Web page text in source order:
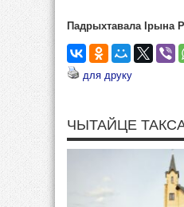
Падрыхтавала Ірына
для друку
ЧЫТАЙЦЕ